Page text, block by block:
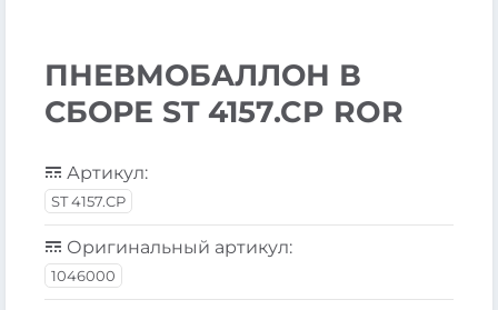
ПНЕВМОБАЛЛОН В
СБОРЕ ST 4157.CP ROR
Артикул:
ST 4157.CP
Оригинальный артикул:
1046000